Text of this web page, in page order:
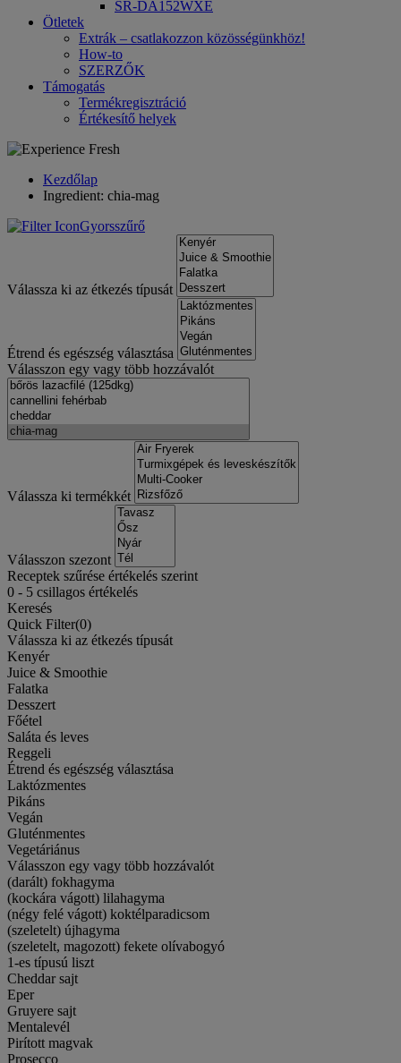
SR-DA152WXE
Ötletek
Extrák – csatlakozzon közösségünkhöz!
How-to
SZERZŐK
Támogatás
Termékregisztráció
Értékesítő helyek
Kezdőlap
Ingredient: chia-mag
Gyorsszűrő
Válassza ki az étkezés típusát
Étrend és egészség választása
Válasszon egy vagy több hozzávalót
Válassza ki termékkét
Válasszon szezont
Receptek szűrése értékelés szerint
0 - 5 csillagos értékelés
Keresés
Quick Filter(0)
Válassza ki az étkezés típusát
Kenyér
Juice & Smoothie
Falatka
Desszert
Főétel
Saláta és leves
Reggeli
Étrend és egészség választása
Laktózmentes
Pikáns
Vegán
Gluténmentes
Vegetáriánus
Válasszon egy vagy több hozzávalót
(darált) fokhagyma
(kockára vágott) lilahagyma
(négy felé vágott) koktélparadicsom
(szeletelt) újhagyma
(szeletelt, magozott) fekete olívabogyó
1-es típusú liszt
Cheddar sajt
Eper
Gruyere sajt
Mentalevél
Pirított magvak
Prosecco